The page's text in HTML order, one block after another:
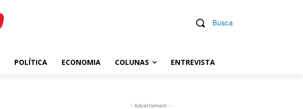
Busca
POLÍTICA ECONOMIA COLUNAS ENTREVISTA
- Advertisment -